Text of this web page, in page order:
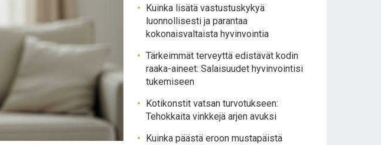
Kuinka lisätä vastustuskykyä
luonnollisesti ja parantaa
kokonaisvaltaista hyvinvointia
Tärkeimmät terveyttä edistävät kodin
raaka-aineet: Salaisuudet hyvinvointisi
tukemiseen
Kotikonstit vatsan turvotukseen:
Tehokkaita vinkkejä arjen avuksi
Kuinka päästä eroon mustapäistä